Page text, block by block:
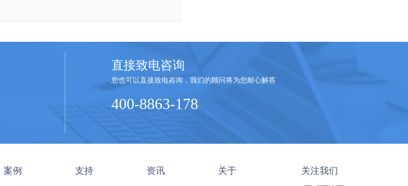
直接致电咨询
您也可以直接致电咨询，我们的顾问将为您耐心解答
400-8863-178
案例 支持 资讯 关于 关注我们